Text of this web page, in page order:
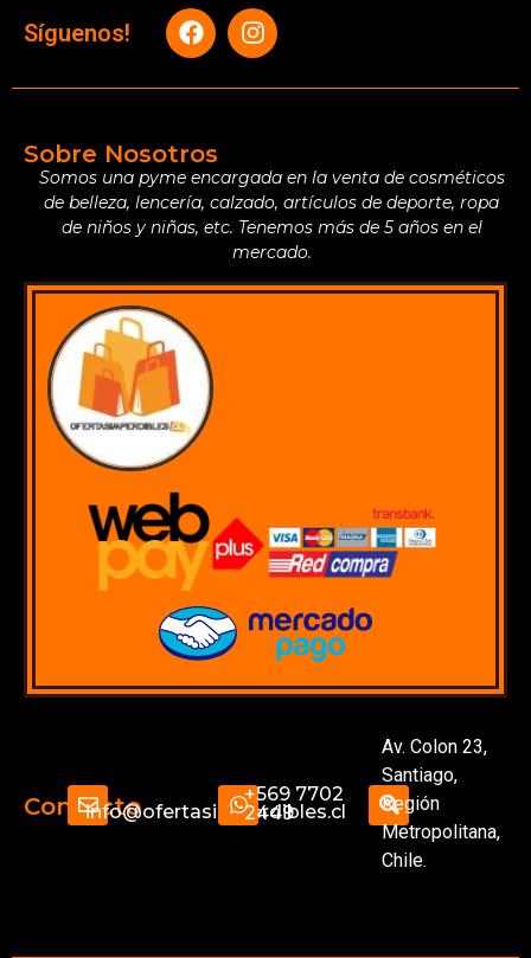
Síguenos!
Sobre Nosotros
Somos una pyme encargada en la venta de cosméticos
de belleza, lencería, calzado, artículos de deporte, ropa
de niños y niñas, etc. Tenemos más de 5 años en el
mercado.
Contactoinfo@ofertasimperdibles.cl
+569 7702
2449
Av. Colon 23,
Santiago,
Región
Metropolitana,
Chile.